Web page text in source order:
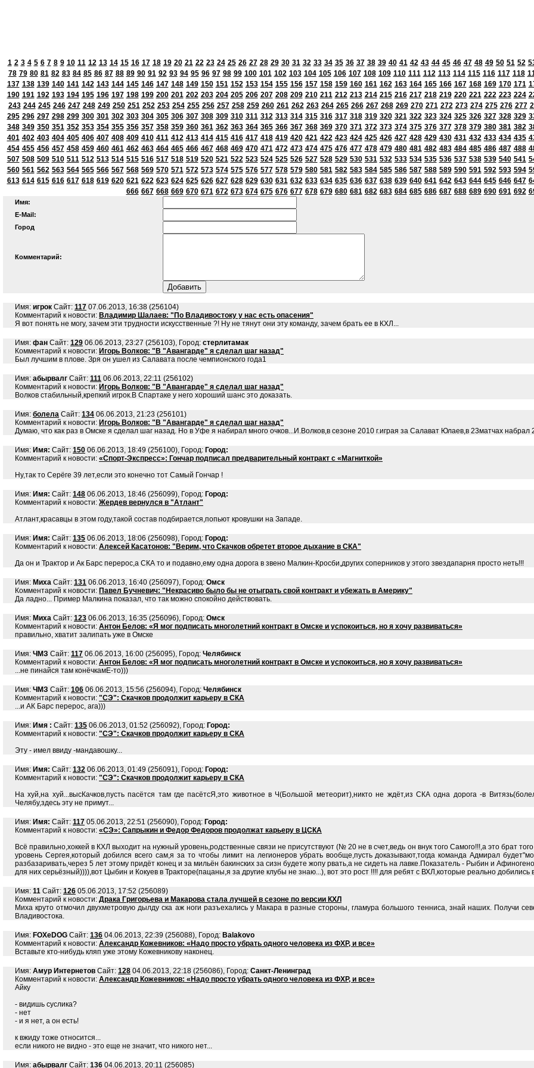
1 2 3 4 5 6 7 8 9 10 11 12 13 14 15 16 17 18 19 20 21 22 23 24 25 26 27 28 29 30 31 32 33 34 35 36 37 38 39 40 41 42 43 44 45 46 47 48 49 50 51 52
78 79 80 81 82 83 84 85 86 87 88 89 90 91 92 93 94 95 96 97 98 99 100 101 102 103 104 105 106 107 108 109 110 111 112 113 114 115 116 117 118
137 138 139 140 141 142 143 144 145 146 147 148 149 150 151 152 153 154 155 156 157 158 159 160 161 162 163 164 165 166 167 168 169 170 171
190 191 192 193 194 195 196 197 198 199 200 201 202 203 204 205 206 207 208 209 210 211 212 213 214 215 216 217 218 219 220 221 222 223 224
243 244 245 246 247 248 249 250 251 252 253 254 255 256 257 258 259 260 261 262 263 264 265 266 267 268 269 270 271 272 273 274 275 276 277
295 296 297 298 299 300 301 302 303 304 305 306 307 308 309 310 311 312 313 314 315 316 317 318 319 320 321 322 323 324 325 326 327 328 329
348 349 350 351 352 353 354 355 356 357 358 359 360 361 362 363 364 365 366 367 368 369 370 371 372 373 374 375 376 377 378 379 380 381 382
401 402 403 404 405 406 407 408 409 410 411 412 413 414 415 416 417 418 419 420 421 422 423 424 425 426 427 428 429 430 431 432 433 434 435
454 455 456 457 458 459 460 461 462 463 464 465 466 467 468 469 470 471 472 473 474 475 476 477 478 479 480 481 482 483 484 485 486 487 488
507 508 509 510 511 512 513 514 515 516 517 518 519 520 521 522 523 524 525 526 527 528 529 530 531 532 533 534 535 536 537 538 539 540 541
560 561 562 563 564 565 566 567 568 569 570 571 572 573 574 575 576 577 578 579 580 581 582 583 584 585 586 587 588 589 590 591 592 593 594
613 614 615 616 617 618 619 620 621 622 623 624 625 626 627 628 629 630 631 632 633 634 635 636 637 638 639 640 641 642 643 644 645 646 647
666 667 668 669 670 671 672 673 674 675 676 677 678 679 680 681 682 683 684 685 686 687 688 689 690 691 692
Имя:
E-Mail:
Город
Комментарий:
Имя: игрок Сайт: 117 07.06.2013, 16:38 (256104)
Комментарий к новости: Владимир Шалаев: "По Владивостоку у нас есть опасения"
Я вот понять не могу, зачем эти трудности искусственные ?! Ну не тянут они эту команду, зачем брать ее в КХЛ...
Имя: фан Сайт: 129 06.06.2013, 23:27 (256103), Город: стерлитамак
Комментарий к новости: Игорь Волков: "В "Авангарде" я сделал шаг назад"
Был лучшим в плове. Зря он ушел из Салавата после чемпионского года1
Имя: абырвалг Сайт: 111 06.06.2013, 22:11 (256102)
Комментарий к новости: Игорь Волков: "В "Авангарде" я сделал шаг назад"
Волков стабильный,крепкий игрок.В Спартаке у него хороший шанс это доказать.
Имя: болела Сайт: 134 06.06.2013, 21:23 (256101)
Комментарий к новости: Игорь Волков: "В "Авангарде" я сделал шаг назад"
Думаю, что как раз в Омске я сделал шаг назад. Но в Уфе я набирал много очков...И.Волков,в сезоне 2010 г.играя за Салават Юлаев,в 23матчах набрал
Имя: Имя: Сайт: 150 06.06.2013, 18:49 (256100), Город: Город:
Комментарий к новости: «Спорт-Экспресс»: Гончар подписал предварительный контракт с «Магниткой»
Ну,так то Серёге 39 лет,если это конечно тот Самый Гончар !
Имя: Имя: Сайт: 148 06.06.2013, 18:46 (256099), Город: Город:
Комментарий к новости: Жердев вернулся в "Атлант"
Атлант,красавцы в этом году,такой состав подбирается,попьют кровушки на Западе.
Имя: Имя: Сайт: 135 06.06.2013, 18:06 (256098), Город: Город:
Комментарий к новости: Алексей Касатонов: "Верим, что Скачков обретет второе дыхание в СКА"
Да он и Трактор и Ак Барс перерос,а СКА то и подавно,ему одна дорога в звено Малкин-Кросби,других соперников у этого звездапарня просто неть!!!
Имя: Миха Сайт: 131 06.06.2013, 16:40 (256097), Город: Омск
Комментарий к новости: Павел Бучневич: "Некрасиво было бы не отыграть свой контракт и убежать в Америку"
Да ладно... Пример Малкина показал, что так можно спокойно действовать.
Имя: Миха Сайт: 123 06.06.2013, 16:35 (256096), Город: Омск
Комментарий к новости: Антон Белов: «Я мог подписать многолетний контракт в Омске и успокоиться, но я хочу развиваться»
правильно, хватит залипать уже в Омске
Имя: ЧМЗ Сайт: 117 06.06.2013, 16:00 (256095), Город: Челябинск
Комментарий к новости: Антон Белов: «Я мог подписать многолетний контракт в Омске и успокоиться, но я хочу развиваться»
...не пинайся там конёчкамЕ-то)))
Имя: ЧМЗ Сайт: 106 06.06.2013, 15:56 (256094), Город: Челябинск
Комментарий к новости: "СЭ": Скачков продолжит карьеру в СКА
...и АК Барс перерос, ага)))
Имя: Имя : Сайт: 135 06.06.2013, 01:52 (256092), Город: Город:
Комментарий к новости: "СЭ": Скачков продолжит карьеру в СКА
Эту - имел ввиду -мандавошку...
Имя: Имя: Сайт: 132 06.06.2013, 01:49 (256091), Город: Город:
Комментарий к новости: "СЭ": Скачков продолжит карьеру в СКА
На xyй,на xyй...высКачков,пусть пасётся там где пасётсЯ,это животное в Ч(Большой метеорит),никто не ждёт,из СКА одна дорога -в
Челябу,здесь эту не примут...
Имя: Имя: Сайт: 117 05.06.2013, 22:51 (256090), Город: Город:
Комментарий к новости: «СЭ»: Сапрыкин и Федор Федоров продолжат карьеру в ЦСКА
Всё правильно,хоккей в КХЛ выходит на нужный уровень,родственные связи не присутствуют (№ 20 не в счет,ведь он внук того Самого!!!,а это брат
уровень Сергея,который добился всего сам,я за то чтобы лимит на легионеров убрать вообще,пусть доказывают,тогда команда Адмирал
разбазаривать,через 5 лет этому придёт конец и за мильён бакинских за сизн будете жопу рвать,а не сидеть на лавке.Показатель - Рыбин и
для них серьёзный)))),вот Цыбин и Кокуев в Тракторе(пацаны,я за другие клубы не знаю...), вот это рост !!!! для ребят с ВХЛ,которые реально добились
Имя: 11 Сайт: 126 05.06.2013, 17:52 (256089)
Комментарий к новости: Драка Григорьева и Макарова стала лучшей в сезоне по версии КХЛ
Миха круто отмочил двухметровую дылду ска аж ноги разъехались у Макара в разные стороны, гламура большого тенниса, знай наших.
Владивостока.
Имя: FOXeDOG Сайт: 136 04.06.2013, 22:39 (256088), Город: Balakovo
Комментарий к новости: Александр Кожевников: «Надо просто убрать одного человека из ФХР, и все»
Вставьте кто-нибудь кляп уже этому Кожевникову наконец.
Имя: Амур Интернетов Сайт: 128 04.06.2013, 22:18 (256086), Город: Санкт-Ленинград
Комментарий к новости: Александр Кожевников: «Надо просто убрать одного человека из ФХР, и все»
Айку
- видишь суслика?
- нет
- и я нет, а он есть!
к вжиду тоже относится...
если никого не видно - это еще не значит, что никого нет...
Имя: абырвалг Сайт: 136 04.06.2013, 20:11 (256085)